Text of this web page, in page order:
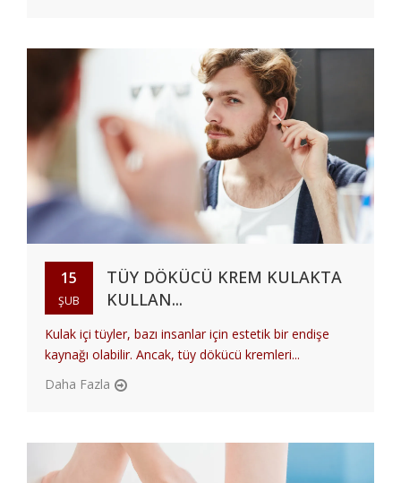
15
ŞUB
TÜY DÖKÜCÜ KREM KULAKTA
KULLAN...
Kulak içi tüyler, bazı insanlar için estetik bir endişe
kaynağı olabilir. Ancak, tüy dökücü kremleri...
Daha Fazla